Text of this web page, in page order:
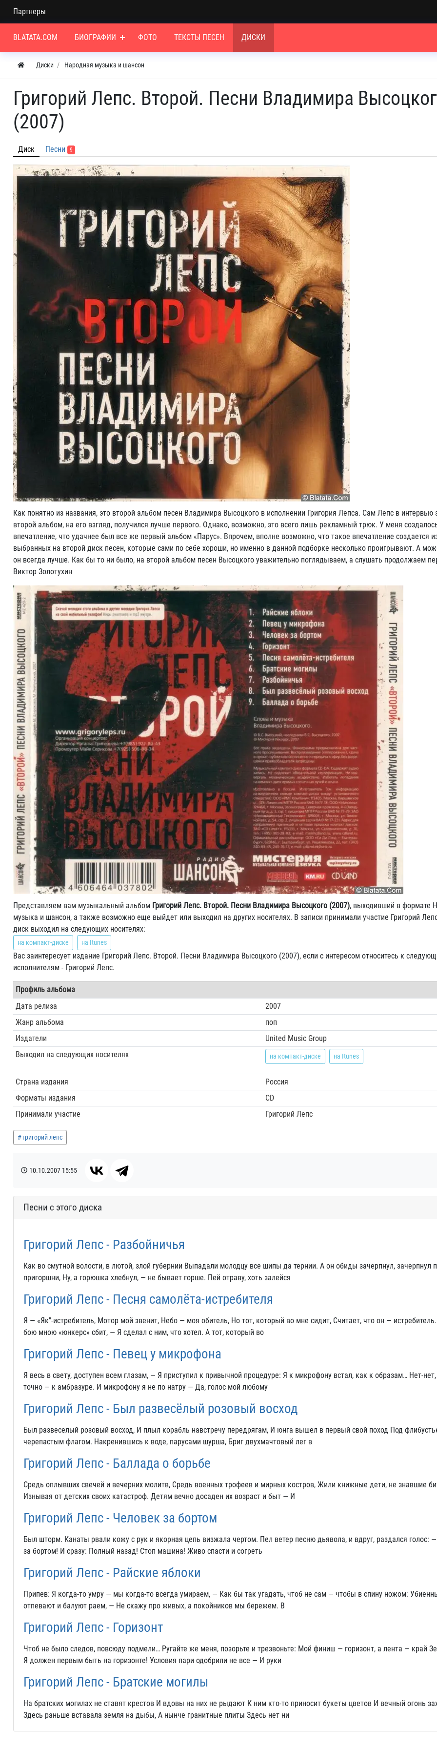
Партнеры
BLATATA.COM БИОГРАФИИ ФОТО ТЕКСТЫ ПЕСЕН ДИСКИ
Диски Народная музыка и шансон
Григорий Лепс. Второй. Песни Владимира
(2007)
Диск Песни 9
Как понятно из названия, это второй альбом песен Владимира Высоцкого в исполнении Григория Лепса. Сам Лепс в интервью
второй альбом, на его взгляд, получился лучше первого. Однако, возможно, это всего лишь рекламный трюк. У меня
впечатление, что удачнее был все же первый альбом «Парус». Впрочем, вполне возможно, что такое впечатление создается
выбранных на второй диск песен, которые сами по себе хороши, но именно в данной подборке несколько проигрывают. А
он всегда лучше. Как бы то ни было, на второй альбом песен Высоцкого уважительно поглядываем, а слушать продолжаем
Виктор Золотухин
Представляем вам музыкальный альбом Григорий Лепс. Второй. Песни Владимира Высоцкого (2007), выходивший в формате
музыка и шансон, а также возможно еще выйдет или выходил на других носителях. В записи принимали участие Григорий
диск выходил на следующих носителях:
на компакт-диске на Itunes
Вас заинтересует издание Григорий Лепс. Второй. Песни Владимира Высоцкого (2007), если с интересом относитесь к
исполнителям - Григорий Лепс.
Профиль альбома
Дата релиза
2007
Жанр альбома
поп
Издатели
United Music Group
Выходил на следующих носителях
на компакт-диске на Itunes
Страна издания
Россия
Форматы издания
CD
Принимали участие
Григорий Лепс
григорий лепс
10.10.2007 15:55
Песни с этого диска
Григорий Лепс - Разбойничья
Как во смутной волости, в лютой, злой губернии Выпадали молодцу все шипы да тернии. А он обиды зачерпнул, зачерпнул
пригоршни, Ну, а горюшка хлебнул, — не бывает горше. Пей отраву, хоть залейся
Григорий Лепс - Песня самолёта-истребителя
Я — «Як"-истребитель, Мотор мой звенит, Небо — моя обитель, Но тот, который во мне сидит, Считает, что он —
бою мною «юнкерс» сбит, — Я сделал с ним, что хотел. А тот, который во
Григорий Лепс - Певец у микрофона
Я весь в свету, доступен всем глазам, — Я приступил к привычной процедуре: Я к микрофону встал, как к образам… Нет-нет,
точно — к амбразуре. И микрофону я не по натру — Да, голос мой любому
Григорий Лепс - Был развесёлый розовый восход
Был развеселый розовый восход, И плыл корабль навстречу передрягам, И юнга вышел в первый свой поход Под
черепастым флагом. Накренившись к воде, парусами шурша, Бриг двухмачтовый лег в
Григорий Лепс - Баллада о борьбе
Средь оплывших свечей и вечерних молитв, Средь военных трофеев и мирных костров, Жили книжные дети, не знавшие
Изнывая от детских своих катастроф. Детям вечно досаден их возраст и быт — И
Григорий Лепс - Человек за бортом
Был шторм. Канаты рвали кожу с рук и якорная цепь визжала чертом. Пел ветер песню дьявола, и вдруг, раздался голос:
за бортом! И сразу: Полный назад! Стоп машина! Живо спасти и согреть
Григорий Лепс - Райские яблоки
Припев: Я когда-то умру — мы когда-то всегда умираем, — Как бы так угадать, чтоб не сам — чтобы в спину ножом:
отпевают и балуют раем, — Не скажу про живых, а покойников мы бережем. В
Григорий Лепс - Горизонт
Чтоб не было следов, повсюду подмели… Ругайте же меня, позорьте и трезвоньте: Мой финиш — горизонт, а лента — край
Я должен первым быть на горизонте! Условия пари одобрили не все — И руки
Григорий Лепс - Братские могилы
На братских могилах не ставят крестов И вдовы на них не рыдают К ним кто-то приносит букеты цветов И вечный огонь
Здесь раньше вставала земля на дыбы, А нынче гранитные плиты Здесь нет ни